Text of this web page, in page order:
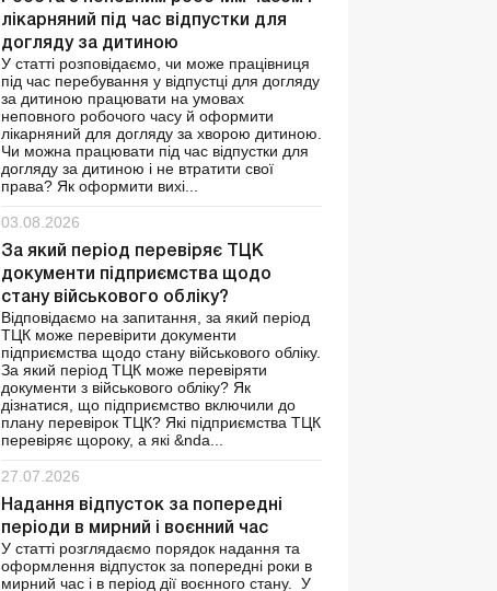
лікарняний під час відпустки для
догляду за дитиною
У статті розповідаємо, чи може працівниця
під час перебування у відпустці для догляду
за дитиною працювати на умовах
неповного робочого часу й оформити
лікарняний для догляду за хворою дитиною.
Чи можна працювати під час відпустки для
догляду за дитиною і не втратити свої
права? Як оформити вихі...
03.08.2026
За який період перевіряє ТЦК
документи підприємства щодо
стану військового обліку?
Відповідаємо на запитання, за який період
ТЦК може перевірити документи
підприємства щодо стану військового обліку.
За який період ТЦК може перевіряти
документи з військового обліку? Як
дізнатися, що підприємство включили до
плану перевірок ТЦК? Які підприємства ТЦК
перевіряє щороку, а які &nda...
27.07.2026
Надання відпусток за попередні
періоди в мирний і воєнний час
У статті розглядаємо порядок надання та
оформлення відпусток за попередні роки в
мирний час і в період дії воєнного стану. У